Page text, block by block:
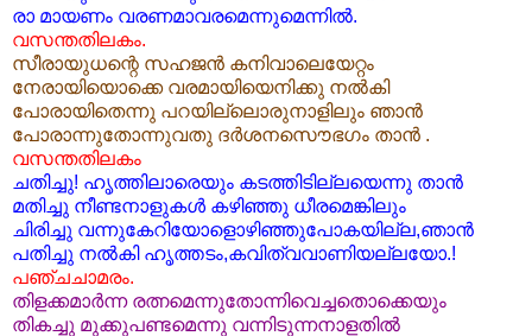
രാ മായണം വരണമാവരമെന്നുമെന്നില്‍.
വസന്തതിലകം.
സീരായുധന്റെ സഹജന്‍ കനിവാലെയേറ്റം
നേരായിയൊക്കെ വരമായിയെനിക്കു നല്‍കി
പോരായിതെന്നു പറയില്ലൊരുനാളിലും ഞാന്‍
പോരാന്നുതോന്നുവതു ദര്‍ശനസൌഭഗം താന്‍ ‍.
വസന്തതിലകം
ചതിച്ചു! ഹൃത്തിലാരെയും കടത്തിടില്ലയെന്നു താന്‍
മതിച്ചു നീണ്ടനാളുകള്‍ കഴിഞ്ഞു ധീരമെങ്കിലും
ചിരിച്ചു വന്നുകേറിയോളൊഴിഞ്ഞുപോകയില്ല,ഞാന്‍
പതിച്ചു നല്‍കി ഹൃത്തടം,കവിത്വവാണിയല്ലയോ.!
പഞ്ചചാമരം.
തിളക്കമാര്‍ന്ന രത്നമെന്നുതോന്നിവെച്ചതൊക്കെയും
തികച്ചു മുക്കുപണ്ടമെന്നു വന്നിടുന്നനാളതില്‍